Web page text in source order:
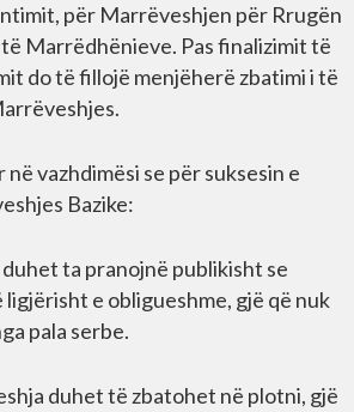
për Marrëveshjen për Rrugën
Marrëdhënieve. Pas finalizimit të
do të fillojë menjëherë zbatimi i të
në vazhdimësi se për suksesin e
Bazike:
ta pranojnë publikisht se
e obligueshme, gjë që nuk
pala serbe.
duhet të zbatohet në plotni, gjë